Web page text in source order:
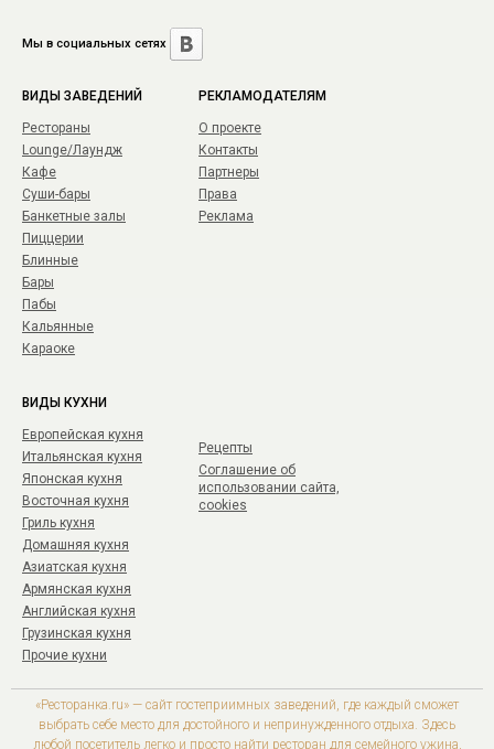
Мы в социальных сетях
ВИДЫ ЗАВЕДЕНИЙ
Рестораны
Lounge/Лаундж
Кафе
Суши-бары
Банкетные залы
Пиццерии
Блинные
Бары
Пабы
Кальянные
Караоке
РЕКЛАМОДАТЕЛЯМ
О проекте
Контакты
Партнеры
Права
Реклама
ВИДЫ КУХНИ
Европейская кухня
Итальянская кухня
Японская кухня
Восточная кухня
Гриль кухня
Домашняя кухня
Азиатская кухня
Армянская кухня
Английская кухня
Грузинская кухня
Прочие кухни
Рецепты
Соглашение об
использовании сайта,
cookies
«Ресторанка.ru» — сайт гостеприимных заведений, где каждый сможет
выбрать себе место для достойного и непринужденного отдыха. Здесь
любой посетитель легко и просто найти ресторан для семейного ужина,